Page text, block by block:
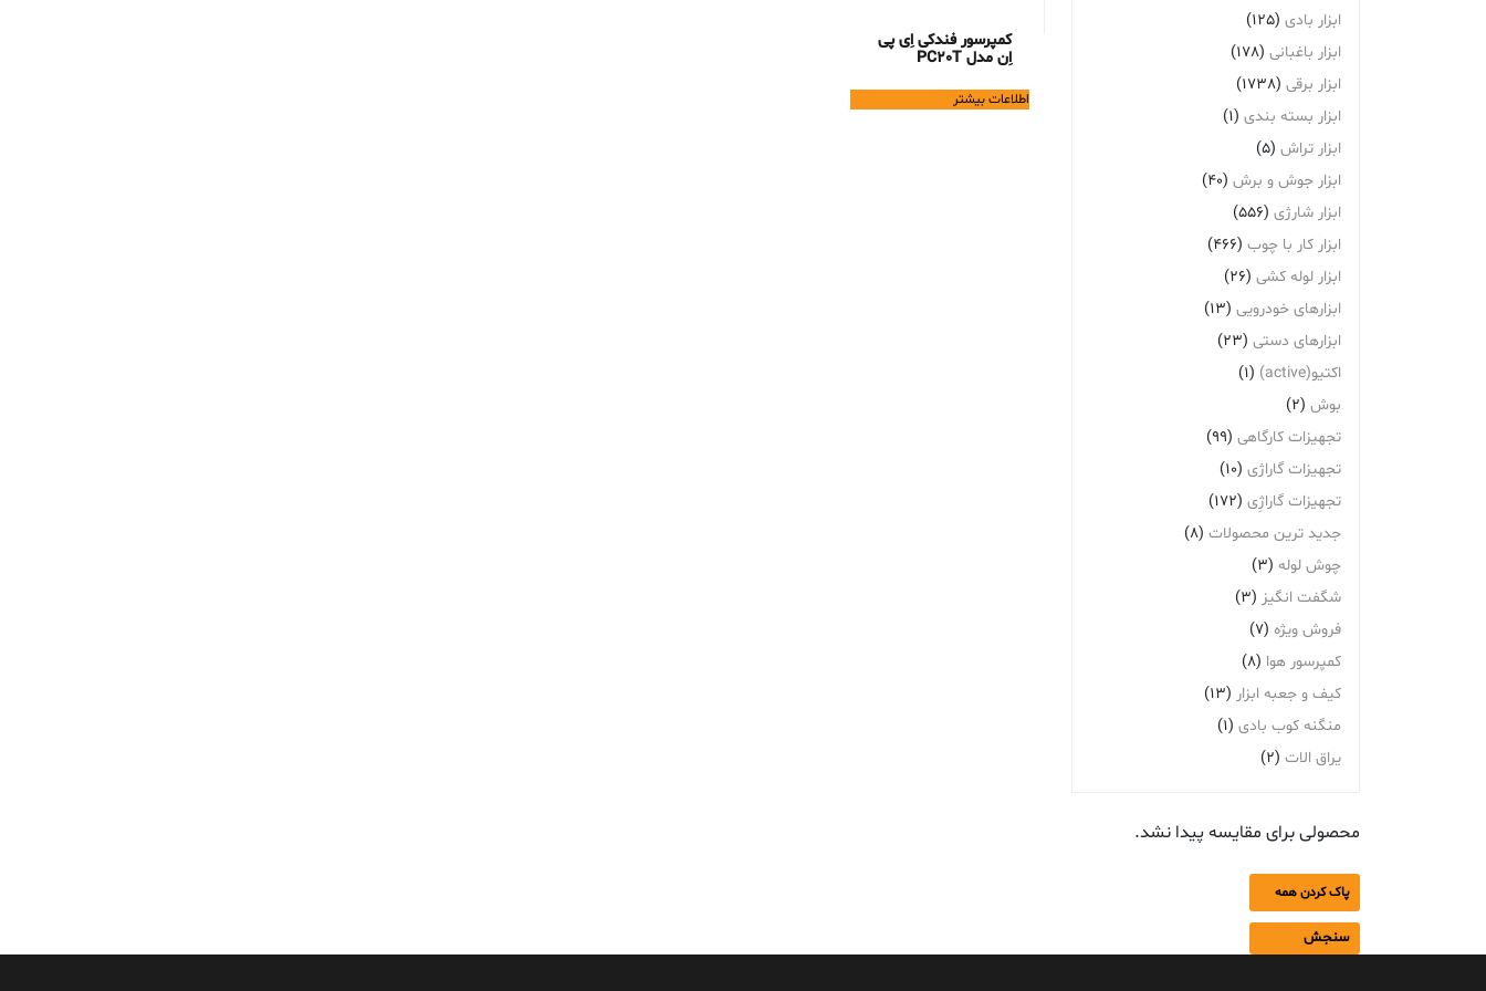
کمپرسور فندکی اِی پی
اِن مدل PC20T
اطلاعات بیشتر
ابزار بادی (125)
ابزار باغبانی (178)
ابزار برقی (1738)
ابزار بسته بندی (1)
ابزار تراش (5)
ابزار جوش و برش (40)
ابزار شارژی (556)
ابزار کار با چوب (466)
ابزار لوله کشی (26)
ابزارهای خودرویی (13)
ابزارهای دستی (23)
اکتیو(active)
(1)
بوش (2)
تجهیزات کارگاهی (99)
تجهیزات گاراژی (10)
تجهیزات گاراژِی (172)
جدید ترین محصولات (8)
چوش لوله (3)
شگفت انگیز (3)
فروش ویژه (7)
کمپرسور هوا (8)
کیف و جعبه ابزار (13)
منگنه کوب بادی (1)
یراق الات (2)
محصولی برای مقایسه پیدا نشد.
پاک کردن همه
سنجش